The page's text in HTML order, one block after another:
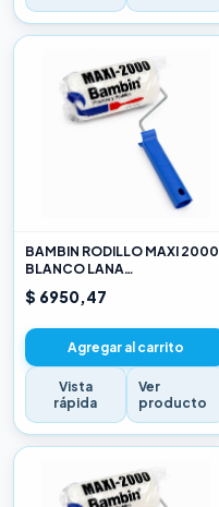
BAMBIN RODILLO MAXI 2000
BLANCO LANA
SELECCIONADA 10 CM
$ 6950,47
Agregar al carrito
Vista
rápida
Ver
producto